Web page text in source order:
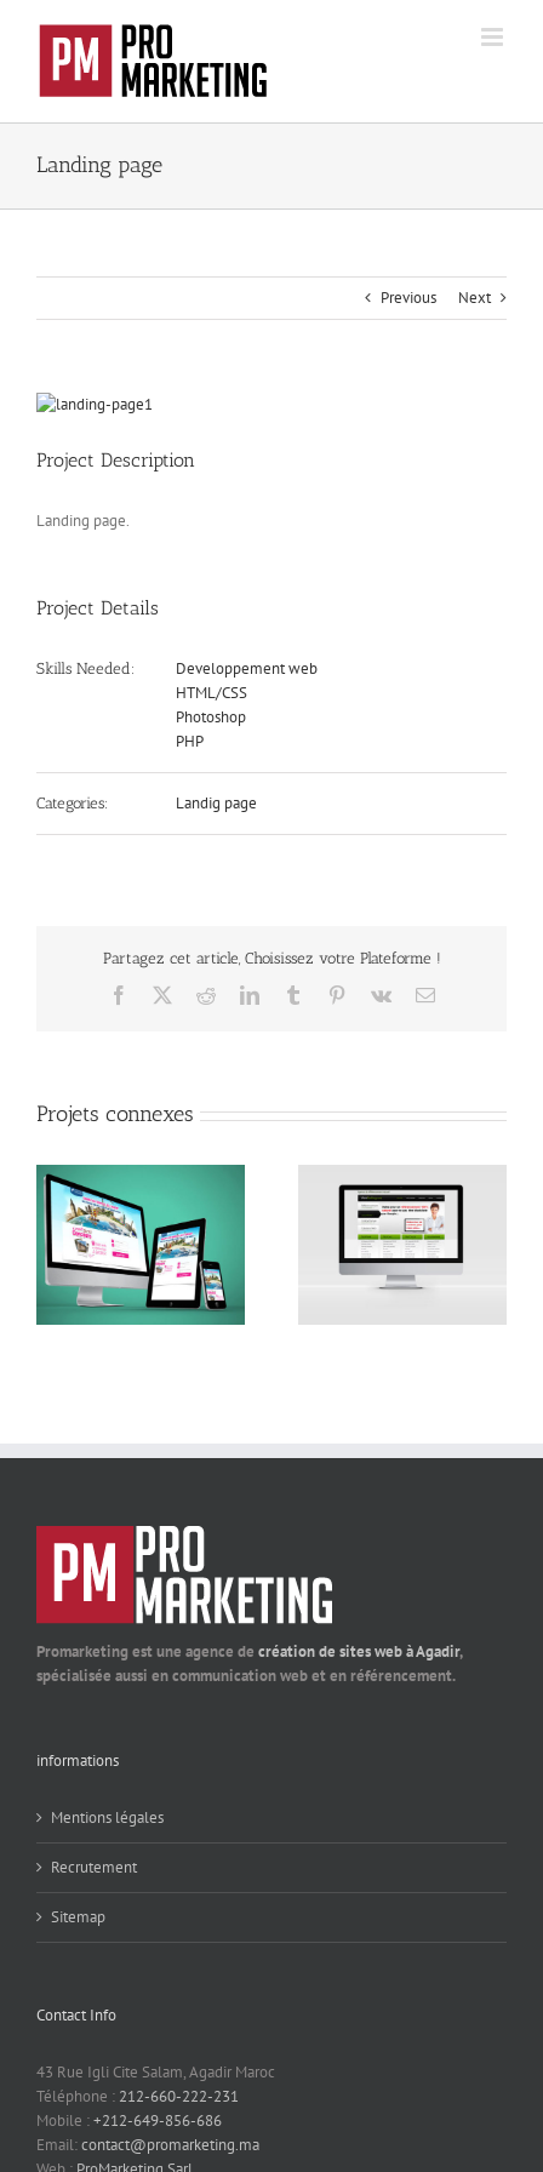
Landing page
Previous Next
View
Image
Project Description
Landing page.
Project Details
Skills Needed:
Developpement web
HTML/CSS
Photoshop
PHP
Categories: Landig page
Partagez cet article, Choisissez votre Plateforme !
Facebook RedditLinkedInTumblr Pinterest
Vk Email
Projets connexes
Weblinking
Promarketing est une agence de création de sites web à Agadir,
spécialisée aussi en communication web et en référencement.
informations
Mentions légales
Recrutement
Sitemap
Contact Info
43 Rue Igli Cite Salam, Agadir Maroc
Téléphone : 212-660-222-231
Mobile :+212-649-856-686
Email:contact@promarketing.ma